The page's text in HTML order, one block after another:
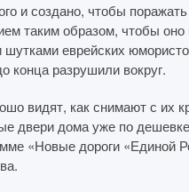
и создано, чтобы
таким образом, чтобы
еврейских
конца разрушили вокруг.
видят, как снимают с их
двери дома уже по
«Новые дороги «Единой